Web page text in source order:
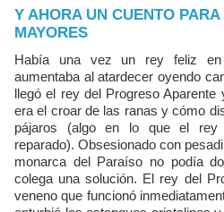
Y AHORA UN CUENTO
MAYORES
Había una vez un rey feliz en el Paraíso, cuya alegría
aumentaba al atardecer oyendo
llegó el rey del Progreso
era el croar de las ranas y cómo
pájaros (algo en lo que el rey
reparado). Obsesionado con
monarca del Paraíso no podía
colega una solución. El rey del
veneno que funcionó